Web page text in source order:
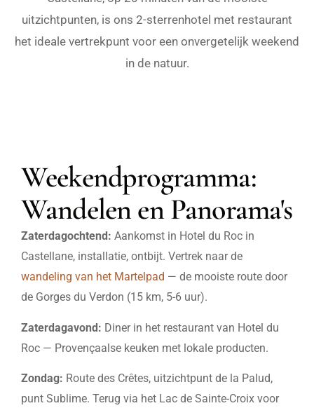
uitzichtpunten, is ons 2-sterrenhotel met restaurant
het ideale vertrekpunt voor een onvergetelijk weekend
in de natuur.
Weekendprogramma:
Wandelen en Panorama's
Zaterdagochtend: Aankomst in Hotel du Roc in
Castellane, installatie, ontbijt. Vertrek naar de
wandeling van het Martelpad — de mooiste route door
de Gorges du Verdon (15 km, 5-6 uur).
Zaterdagavond: Diner in het restaurant van Hotel du
Roc — Provençaalse keuken met lokale producten.
Zondag: Route des Crêtes, uitzichtpunt de la Palud,
punt Sublime. Terug via het Lac de Sainte-Croix voor